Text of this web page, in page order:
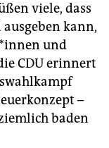
viele, dass
kann,
und
CDU erinnert
–
baden